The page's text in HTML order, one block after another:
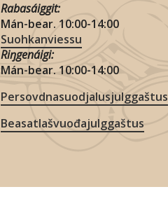
Rabasáiggit:
Mán-bear. 10:00-14:00
Suohkanviessu
Riŋgenáigi:
Mán-bear. 10:00-14:00
Persovdnasuodjalusjulggaštus
Beasatlašvuođajulggaštus